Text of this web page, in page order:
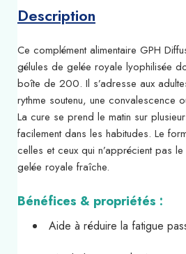
Description
Ce complément alimentaire GPH
gélules de gelée royale lyophilisée
boîte de 200. Il s’adresse aux
rythme soutenu, une convalescence
La cure se prend le matin sur
facilement dans les habitudes. Le
celles et ceux qui n’apprécient pas
gelée royale fraîche.
Bénéfices & propriétés :
Aide à réduire la fatigue